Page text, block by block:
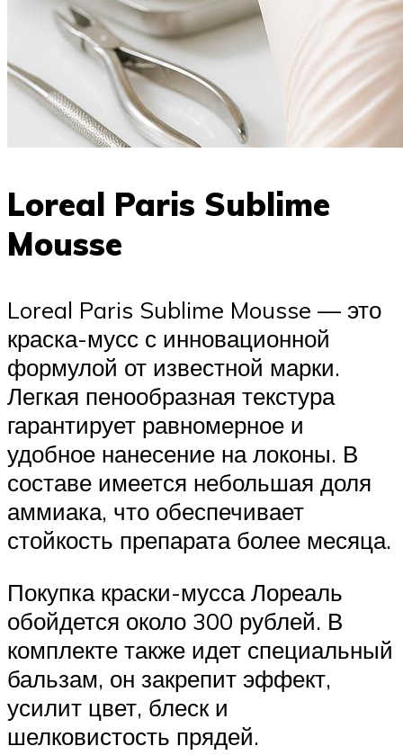
Loreal Paris Sublime
Mousse
Loreal Paris Sublime Mousse — это
краска-мусс с инновационной
формулой от известной марки.
Легкая пенообразная текстура
гарантирует равномерное и
удобное нанесение на локоны. В
составе имеется небольшая доля
аммиака, что обеспечивает
стойкость препарата более месяца.
Покупка краски-мусса Лореаль
обойдется около 300 рублей. В
комплекте также идет специальный
бальзам, он закрепит эффект,
усилит цвет, блеск и
шелковистость прядей.